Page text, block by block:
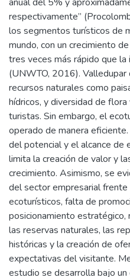
respectivamente”
los segmentos turísticos de
mundo, con un crecimiento
tres veces más rápido que
(UNWTO, 2016). Valledupar
recursos naturales como
hídricos, y diversidad de
turistas. Sin embargo, el
operado de manera
del potencial y el alcance de
limita la creación de valor y
crecimiento. Asimismo, se
del sector empresarial
ecoturísticos, falta de
posicionamiento
las reservas naturales, las
históricas y la creación de
expectativas del visitante.
estudio se desarrolla bajo